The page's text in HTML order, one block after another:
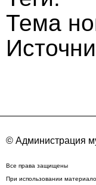
Тема
© Администрация
Все права защищены
При использовании